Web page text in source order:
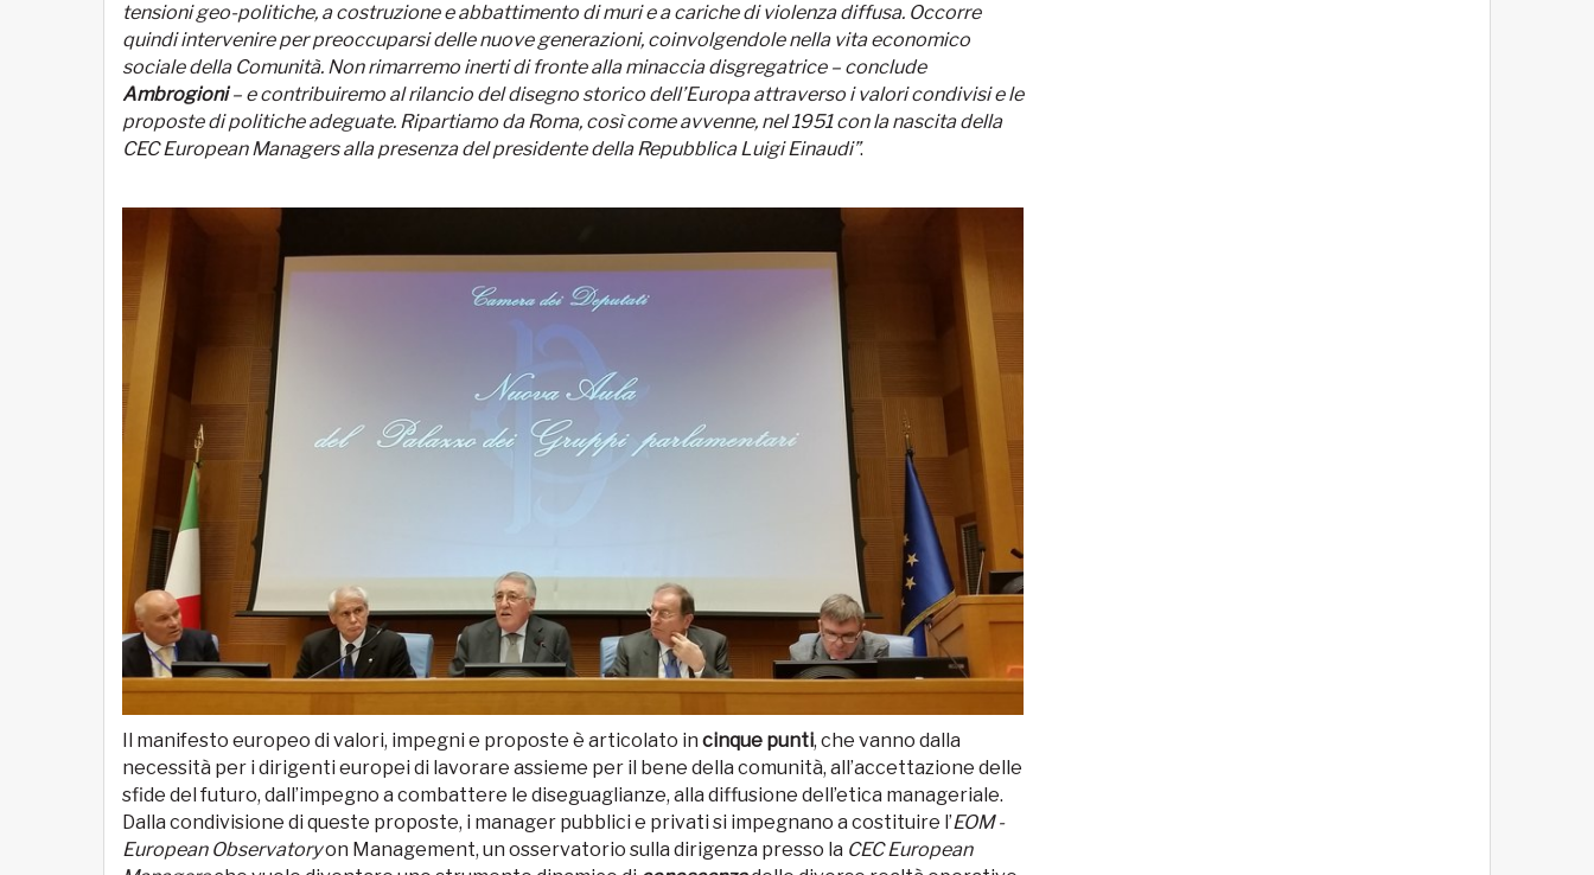
tensioni geo-politiche, a costruzione e abbattimento di muri e a cariche di violenza diffusa. Occorre
quindi intervenire per preoccuparsi delle nuove generazioni, coinvolgendole nella vita economico
sociale della Comunità. Non rimarremo inerti di fronte alla minaccia disgregatrice – conclude
Ambrogioni– e contribuiremo al rilancio del disegno storico dell’Europa attraverso i valori condivisi e le
proposte di politiche adeguate. Ripartiamo da Roma, così come avvenne, nel 1951 con la nascita della
CEC European Managers alla presenza del presidente della Repubblica Luigi Einaudi”.
Il manifesto europeo di valori, impegni e proposte è articolato in cinque punti, che vanno dalla
necessità per i dirigenti europei di lavorare assieme per il bene della comunità, all’accettazione delle
sfide del futuro, dall’impegno a combattere le diseguaglianze, alla diffusione dell’etica manageriale.
Dalla condivisione di queste proposte, i manager pubblici e privati si impegnano a costituire l’EOM -
European Observatoryon Management, un osservatorio sulla dirigenza presso la CEC European